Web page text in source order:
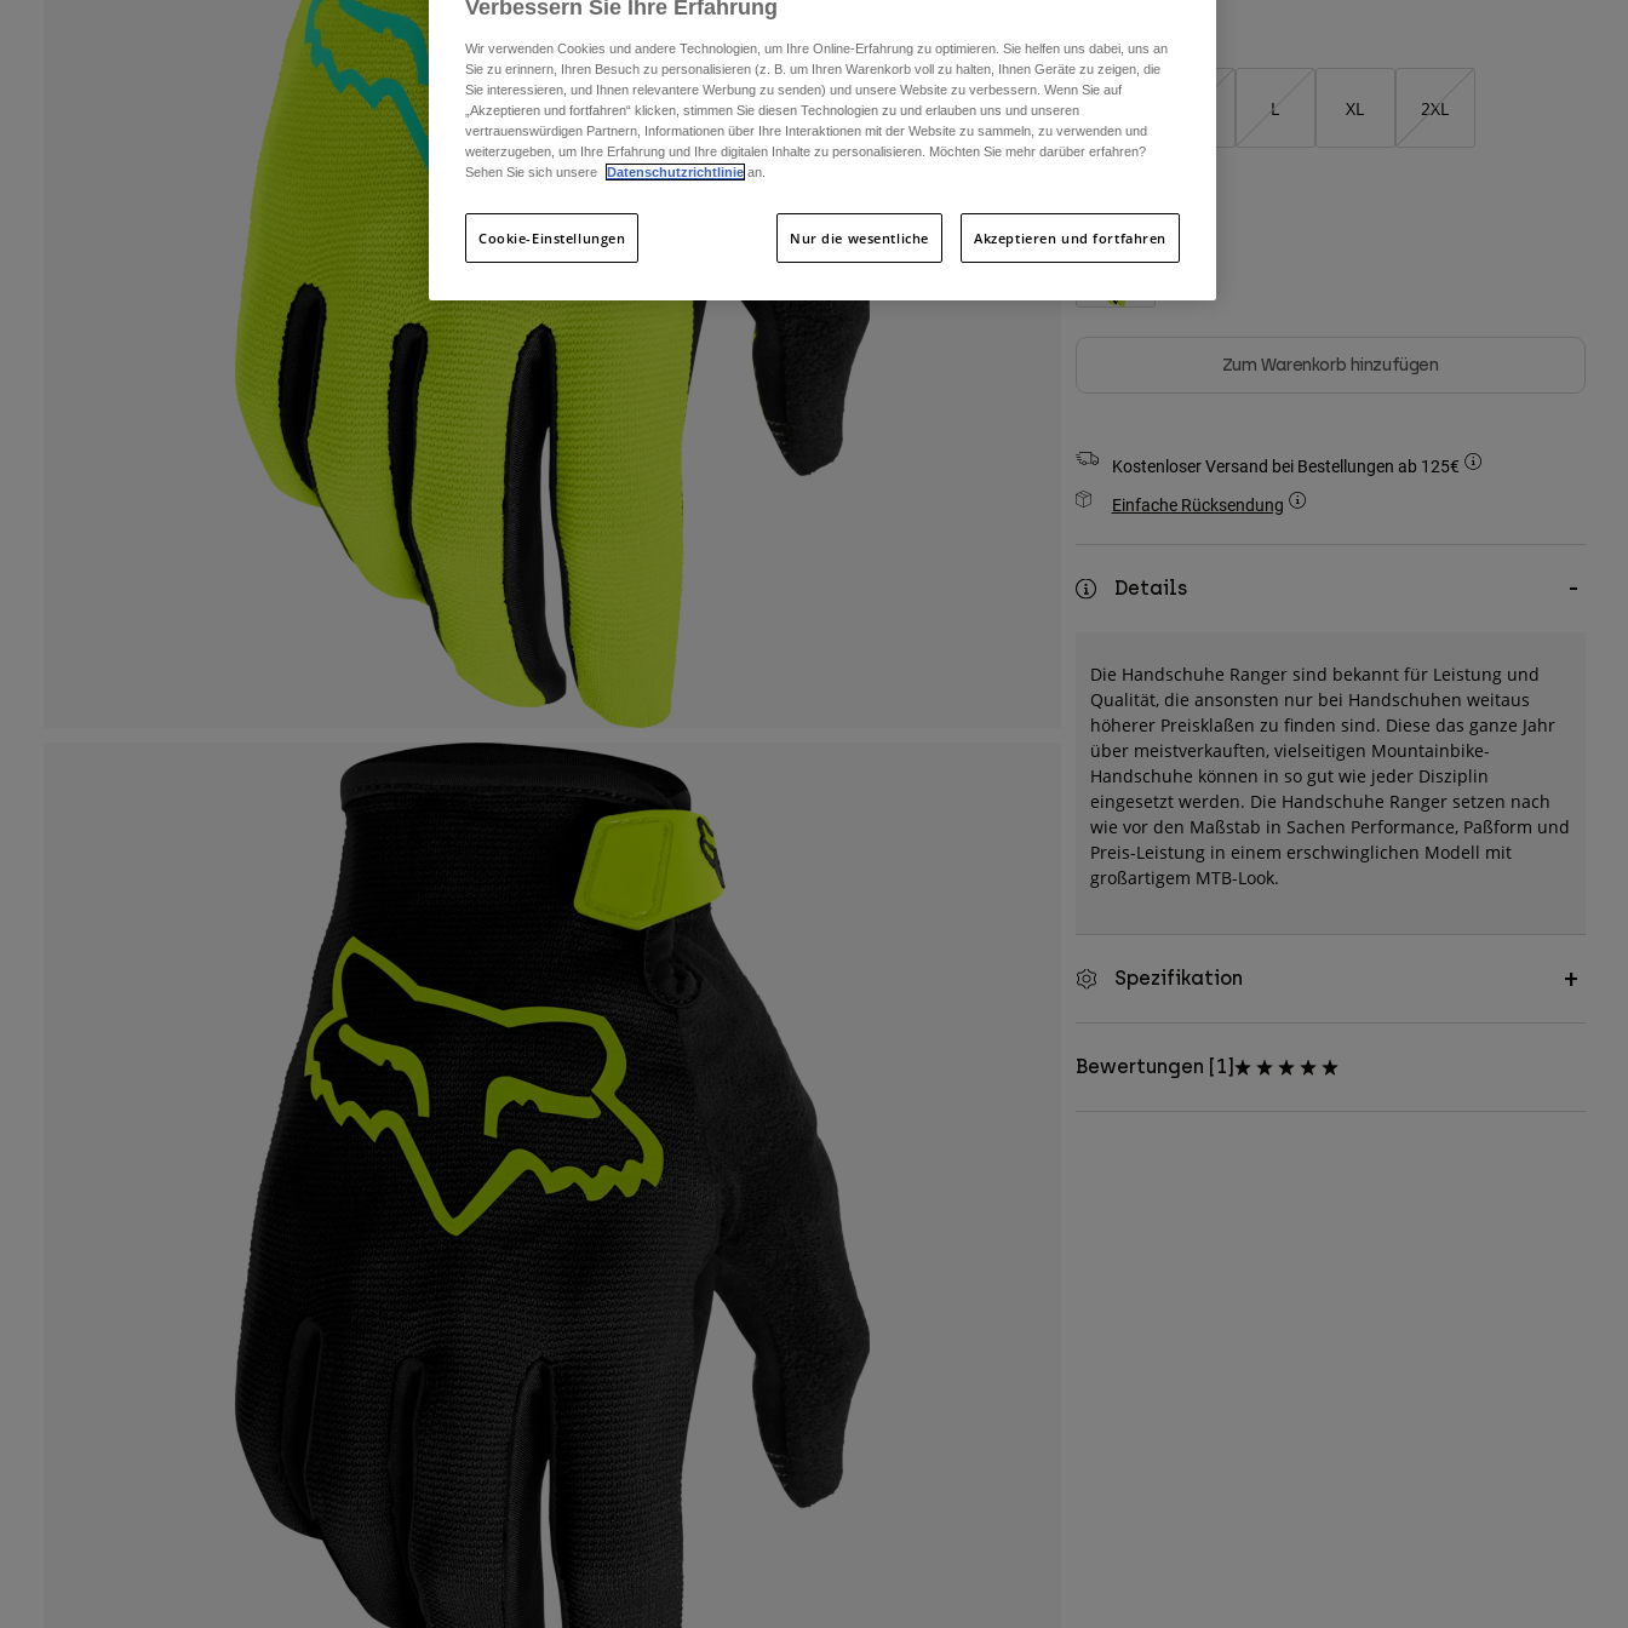
Größentabelle
L XL 2XL
Zum Warenkorb hinzufügen
Kostenloser Versand bei Bestellungen ab 125€
Einfache Rücksendung
Details
Die Handschuhe Ranger sind bekannt für Leistung und
Qualität, die ansonsten nur bei Handschuhen weitaus
höherer Preisklaßen zu finden sind. Diese das ganze Jahr
über meistverkauften, vielseitigen Mountainbike-
Handschuhe können in so gut wie jeder Disziplin
eingesetzt werden. Die Handschuhe Ranger setzen nach
wie vor den Maßstab in Sachen Performance, Paßform und
Preis-Leistung in einem erschwinglichen Modell mit
großartigem MTB-Look.
Spezifikation
Bewertungen [1]
Verbessern Sie Ihre Erfahrung
Wir verwenden Cookies und andere Technologien, um Ihre Online-Erfahrung zu optimieren. Sie helfen uns dabei, uns an
Sie zu erinnern, Ihren Besuch zu personalisieren (z. B. um Ihren Warenkorb voll zu halten, Ihnen Geräte zu zeigen, die
Sie interessieren, und Ihnen relevantere Werbung zu senden) und unsere Website zu verbessern. Wenn Sie auf
„Akzeptieren und fortfahren“ klicken, stimmen Sie diesen Technologien zu und erlauben uns und unseren
vertrauenswürdigen Partnern, Informationen über Ihre Interaktionen mit der Website zu sammeln, zu verwenden und
weiterzugeben, um Ihre Erfahrung und Ihre digitalen Inhalte zu personalisieren. Möchten Sie mehr darüber erfahren?
Sehen Sie sich unsere
Datenschutzrichtlinie an.
Cookie-Einstellungen Nur die wesentliche Akzeptieren und fortfahren